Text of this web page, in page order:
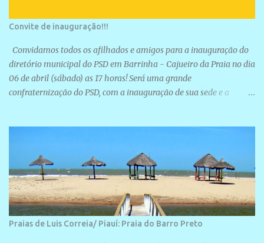
Convite de inauguração!!!
Convidamos todos os afilhados e amigos para a inauguração do
diretório municipal do PSD em Barrinha - Cajueiro da Praia no dia
06 de abril (sábado) as 17 horas! Será uma grande
confraternização do PSD, com a inauguração de sua sede e a
Praias de Luis Correia/ Piauí: Praia do Barro Preto